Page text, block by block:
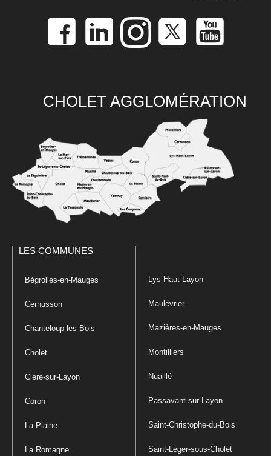
CHOLET AGGLOMÉRATION
LES COMMUNES
Bégrolles-en-Mauges
Cernusson
Chanteloup-les-Bois
Cholet
Cléré-sur-Layon
Coron
La Plaine
La Romagne
Lys-Haut-Layon
Maulévrier
Mazières-en-Mauges
Montilliers
Nuaillé
Passavant-sur-Layon
Saint-Christophe-du-Bois
Saint-Léger-sous-Cholet